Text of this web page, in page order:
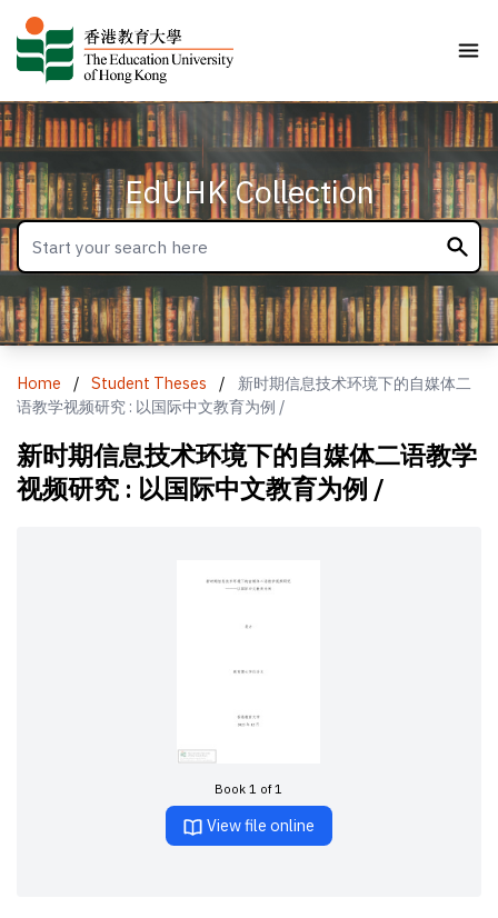
EdUHK Collection
Home / Student Theses /
新时期信息技术环境下的自媒体二
语教学视频研究 : 以国际中文教育为例 /
新时期信息技术环境下的自媒体二语教学
视频研究 : 以国际中文教育为例 /
Book 1 of 1
View file online